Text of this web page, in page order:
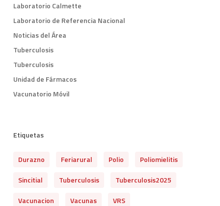
Laboratorio Calmette
Laboratorio de Referencia Nacional
Noticias del Área
Tuberculosis
Tuberculosis
Unidad de Fármacos
Vacunatorio Móvil
Etiquetas
Durazno Feriarural Polio
Poliomielitis
Sincitial
Tuberculosis
Tuberculosis2025
Vacunacion
Vacunas VRS